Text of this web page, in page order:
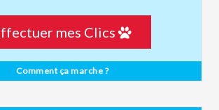
mes Clics
Comment ça marche ?